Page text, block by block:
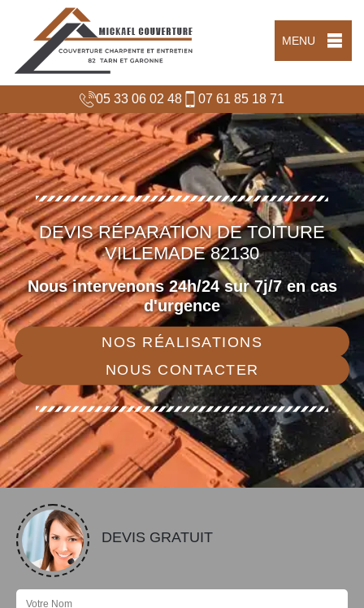
MENU
05 33 06 02 48 07 61 85 18 71
DEVIS RÉPARATION DE TOITURE
VILLEMADE 82130
Nous intervenons 24h/24 sur 7j/7 en cas
d'urgence
NOS RÉALISATIONS
NOUS CONTACTER
DEVIS GRATUIT